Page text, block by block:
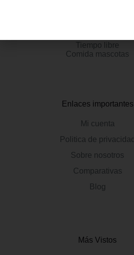
Tiempo libre
Comida mascotas
Enlaces importantes
Mi cuenta
Politica de privacidad
Sobre nosotros
Comparativas
Blog
Más Vistos